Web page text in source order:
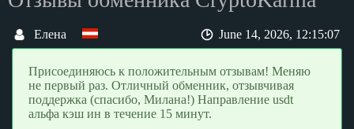
Елена June 14, 2026, 12:15:07
Присоединяюсь к положительным отзывам! Меняю
не первый раз. Отличный обменник, отзывчивая
поддержка (спасибо, Милана!) Направление usdt
альфа кэш ин в течение 15 минут.